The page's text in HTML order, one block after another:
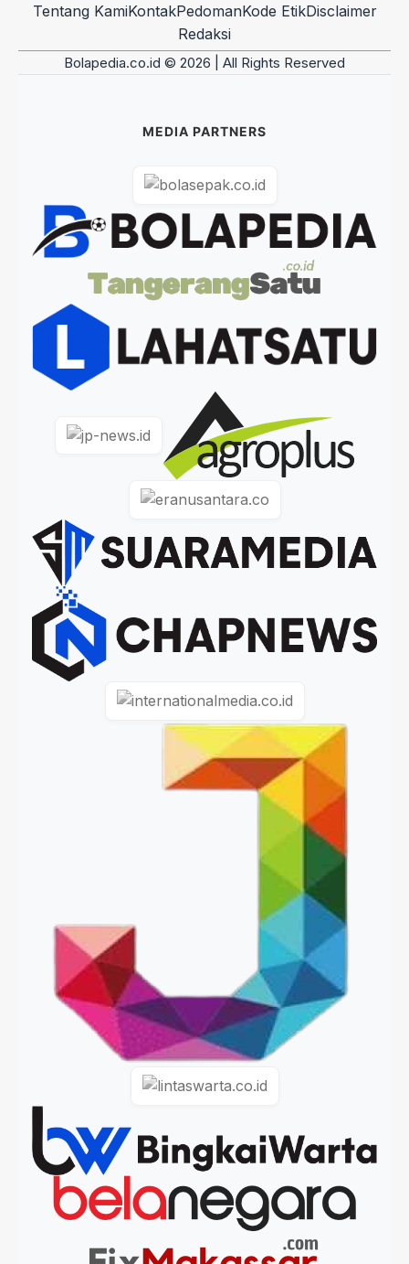
Tentang KamiKontakPedomanKode EtikDisclaimer
Redaksi
Bolapedia.co.id © 2026 | All Rights Reserved
MEDIA PARTNERS